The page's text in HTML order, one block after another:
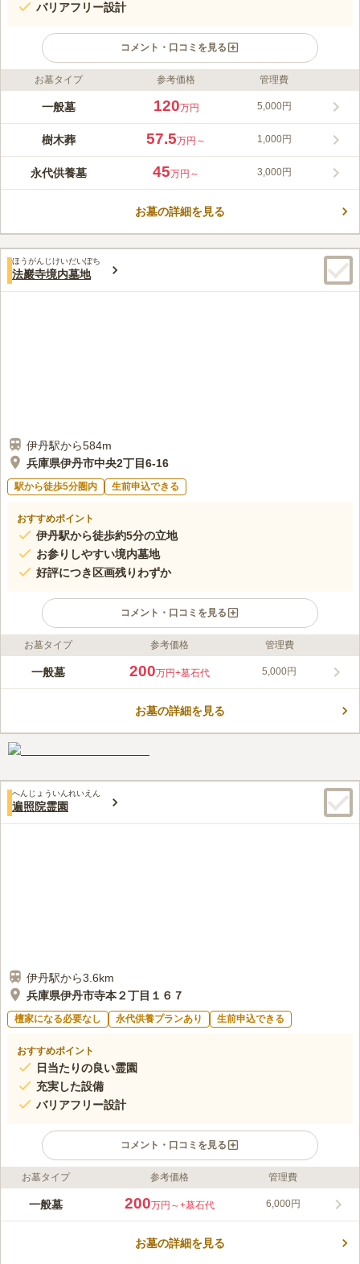
バリアフリー設計
コメント・口コミを見る
ライフドット編集部のコメント
兵庫県伊丹市の猪名川沿いにある寺院墓地。明るく整備された園
樹木葬『含笑花』は使用期限や人数制限がなく、安心して利用可
能です。また、期限付き個別納骨型の永代供養墓『白蓮華』もご
お墓タイプ 参考価格 管理費
一般墓 120万円 5,000円
樹木葬 57.5万円～ 1,000円
永代供養墓 45万円～ 3,000円
お墓の詳細を見る
ほうがんじけいだいぼち
法巖寺境内墓地
伊丹駅から584m
兵庫県伊丹市中央2丁目6-16
駅から徒歩5分圏内 生前申込できる
おすすめポイント
伊丹駅から徒歩約5分の立地
お参りしやすい境内墓地
好評につき区画残りわずか
コメント・口コミを見る
ライフドット編集部のコメント
阪急伊丹線「伊丹駅」から徒歩約5分の立地にある境内墓地は、
安心です。現在、残り区画がわずかとなっており、早めの問い合
口コミ評価
60代男性
はなやは近くにはないので持参する方が良い。酒蔵のショップが
近くにあり、軽食がとれるコーヒーショップや回転寿司屋、もあり便利。
口コミの続きを読む
お墓タイプ 参考価格 管理費
一般墓 200万円+墓石代 5,000円
お墓の詳細を見る
へんじょういんれいえん
遍照院霊園
伊丹駅から3.6km
兵庫県伊丹市寺本２丁目１６７
檀家になる必要なし 永代供養プランあり 生前申込できる
おすすめポイント
日当たりの良い霊園
充実した設備
バリアフリー設計
コメント・口コミを見る
ライフドット編集部のコメント
遍照院霊園は兵庫県伊丹市寺本にある霊園です。本堂には大佛師
ができます。また、供花や線香を購入出来る売店もあります。手
お墓タイプ 参考価格 管理費
一般墓 200万円～+墓石代 6,000円
お墓の詳細を見る